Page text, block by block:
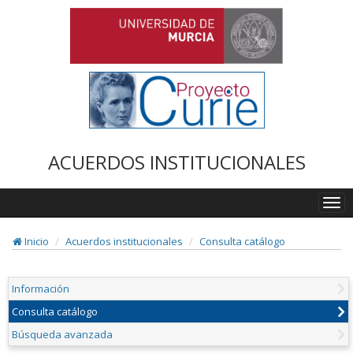
ACUERDOS INSTITUCIONALES
Inicio
Acuerdos institucionales Consulta catálogo
Información
Consulta catálogo
Búsqueda avanzada